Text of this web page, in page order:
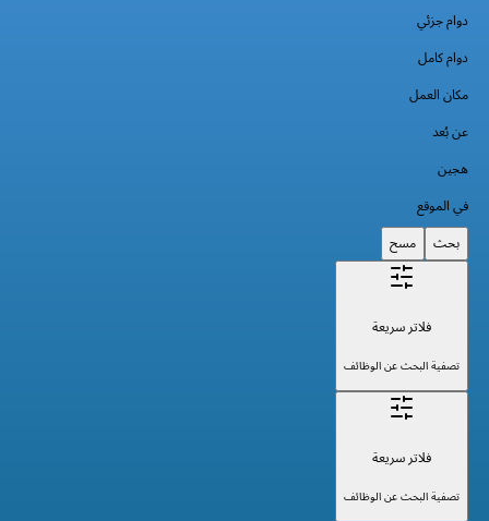
دوام جزئي
دوام كامل
مكان العمل
عن بُعد
هجين
في الموقع
بحث
مسح
فلاتر سريعة
تصفية البحث عن الوظائف
فلاتر سريعة
تصفية البحث عن الوظائف